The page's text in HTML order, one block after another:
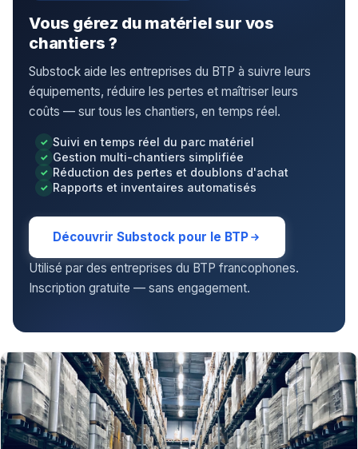
Vous gérez du matériel sur vos
chantiers ?
Substock aide les entreprises du BTP à suivre leurs
équipements, réduire les pertes et maîtriser leurs
coûts — sur tous les chantiers, en temps réel.
Suivi en temps réel du parc matériel
Gestion multi-chantiers simplifiée
Réduction des pertes et doublons d'achat
Rapports et inventaires automatisés
Découvrir Substock pour le BTP
Utilisé par des entreprises du BTP francophones.
Inscription gratuite — sans engagement.